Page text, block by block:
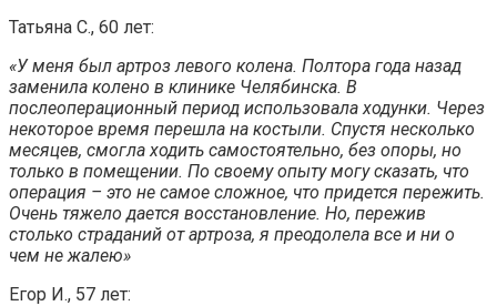
Татьяна С., 60 лет:
«У меня был артроз левого колена. Полтора года назад
заменила колено в клинике Челябинска. В
послеоперационный период использовала ходунки. Через
некоторое время перешла на костыли. Спустя несколько
месяцев, смогла ходить самостоятельно, без опоры, но
только в помещении. По своему опыту могу сказать, что
операция – это не самое сложное, что придется пережить.
Очень тяжело дается восстановление. Но, пережив
столько страданий от артроза, я преодолела все и ни о
чем не жалею»
Егор И., 57 лет: